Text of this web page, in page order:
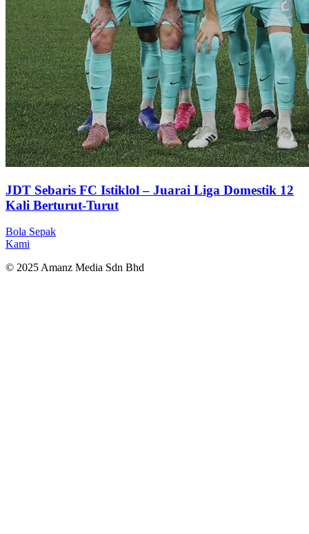
JDT Sebaris FC Istiklol – Juarai Liga Domestik 12
Kali Berturut-Turut
Bola Sepak
Kami
© 2025 Amanz Media Sdn Bhd